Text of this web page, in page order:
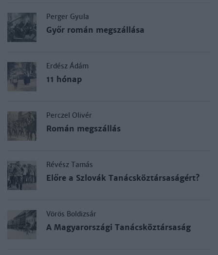
Perger Gyula
Győr román megszállása
Erdész Ádám
11 hónap
Perczel Olivér
Román megszállás
Révész Tamás
Előre a Szlovák Tanácsköztársaságért?
Vörös Boldizsár
A Magyarországi Tanácsköztársaság